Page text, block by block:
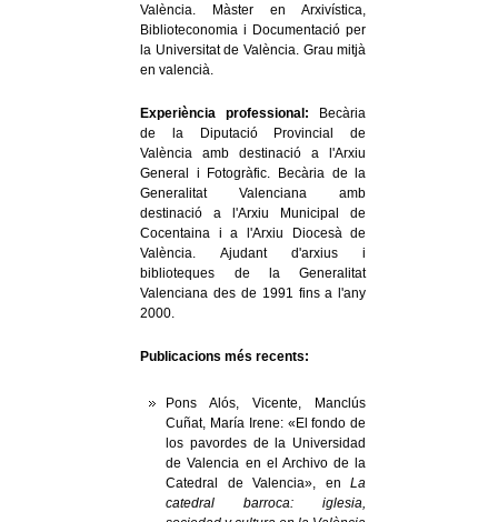
València. Màster en Arxivística,
Biblioteconomia i Documentació per
la Universitat de València. Grau mitjà
en valencià.
Experiència professional: Becària
de la Diputació Provincial de
València amb destinació a l'Arxiu
General i Fotogràfic. Becària de la
Generalitat Valenciana amb
destinació a l'Arxiu Municipal de
Cocentaina i a l'Arxiu Diocesà de
València. Ajudant d'arxius i
biblioteques de la Generalitat
Valenciana des de 1991 fins a l'any
2000.
Publicacions més recents:
Pons Alós, Vicente, Manclús
Cuñat, María Irene: «El fondo de
los pavordes de la Universidad
de Valencia en el Archivo de la
Catedral de Valencia», enLa
catedral barroca: iglesia,